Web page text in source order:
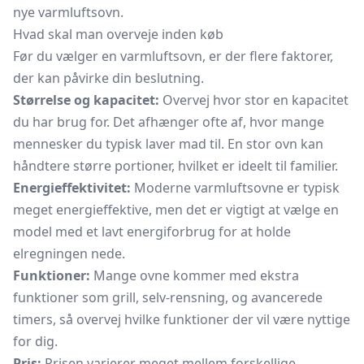
nye varmluftsovn.
Hvad skal man overveje inden køb
Før du vælger en varmluftsovn, er der flere faktorer,
der kan påvirke din beslutning.
Størrelse og kapacitet: Overvej hvor stor en kapacitet
du har brug for. Det afhænger ofte af, hvor mange
mennesker du typisk laver mad til. En stor ovn kan
håndtere større portioner, hvilket er ideelt til familier.
Energieffektivitet: Moderne varmluftsovne er typisk
meget energieffektive, men det er vigtigt at vælge en
model med et lavt energiforbrug for at holde
elregningen nede.
Funktioner: Mange ovne kommer med ekstra
funktioner som grill, selv-rensning, og avancerede
timers, så overvej hvilke funktioner der vil være nyttige
for dig.